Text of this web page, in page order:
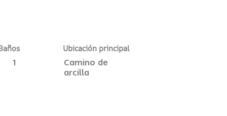
Ubicación principal
1
Camino de
arcilla